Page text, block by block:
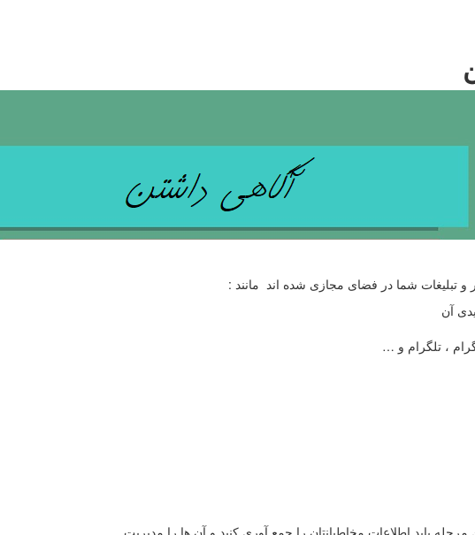
تبلیغات شما در فضای مجازی شده اند مانند :
آن
، تلگرام و …